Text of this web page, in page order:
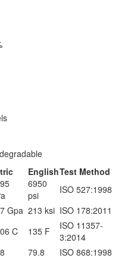
EnglishTest Method
6950
psi
ISO 527:1998
Gpa 213 ksi ISO 178:2011
C 135 F
ISO 11357-
3:2014
79.8 ISO 868:1998